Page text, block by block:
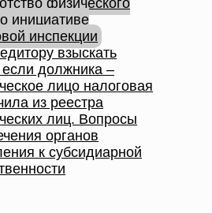
физического
инициативе
инспекции
взыскать
должника –
лицо налоговая
из реестра
лиц. Вопросы
органов
к субсидиарной